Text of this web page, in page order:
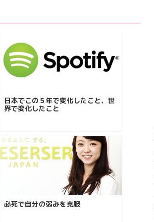
日本でこの５年で変化したこと、世
界で変化したこと
必死で自分の弱みを克服